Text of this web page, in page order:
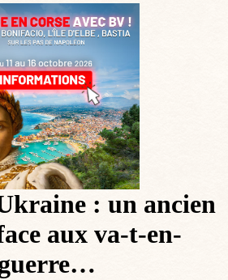
: un ancien
aux va-t-en-